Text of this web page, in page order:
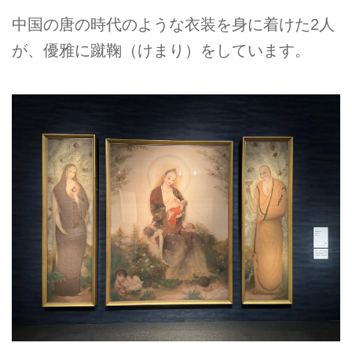
中国の唐の時代のような衣装を身に着けた2人
が、優雅に蹴鞠（けまり）をしています。